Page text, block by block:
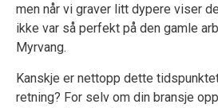
men når vi graver litt dypere viser
ikke var så perfekt på den gamle
Myrvang.
Kanskje er nettopp dette
retning? For selv om din bransje